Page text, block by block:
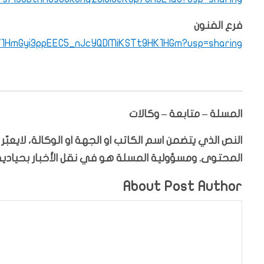
فرع الفنون
المسلة – متابعة – وكالات
النص الذي يتضمن اسم الكاتب او الجهة او الوكالة،
المحتوى. ومسؤولية المسلة هو في نقل الأخبار
About Post Author